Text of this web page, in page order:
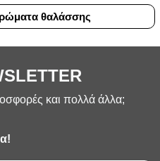
θαλάσσης
και πολλά άλλα;